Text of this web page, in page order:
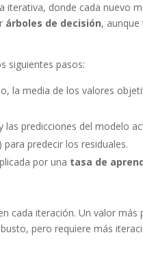
iterativa, donde cada nuevo
árboles de decisión,
siguientes pasos:
la media de los valores
las predicciones del modelo
predecir los residuales.
por una tasa de
cada iteración. Un valor más
pero requiere más